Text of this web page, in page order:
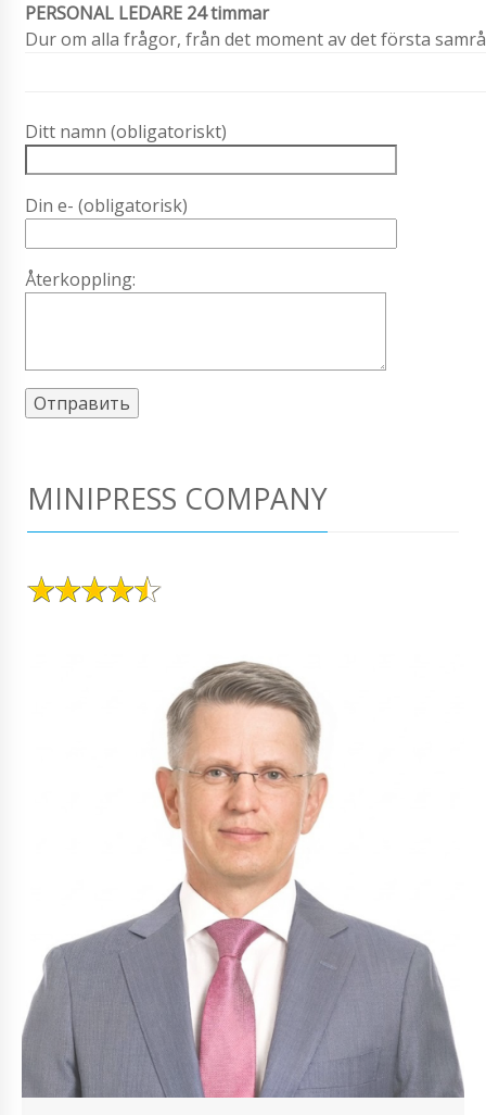
PERSONAL LEDARE 24 timmar
Dur om alla frågor, från det moment av det första
Ditt namn (obligatoriskt)
Din e- (obligatorisk)
Återkoppling:
MINIPRESS COMPANY